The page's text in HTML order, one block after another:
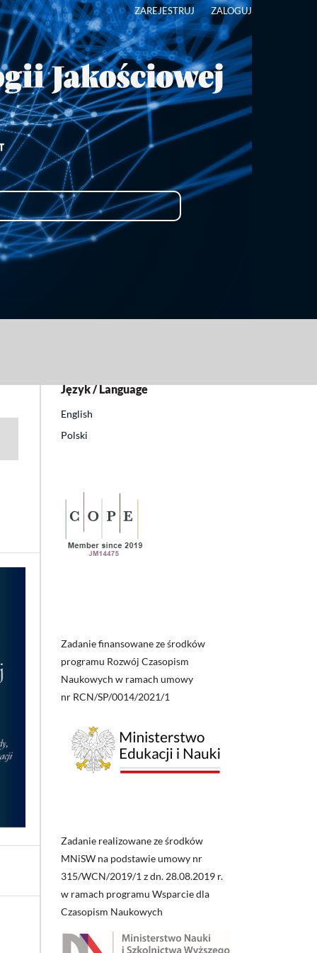
ZAREJESTRUJ ZALOGUJ
Język / Language
English
Polski
Zadanie finansowane ze środków
programu Rozwój Czasopism
Naukowych w ramach umowy
nr RCN/SP/0014/2021/1
Zadanie realizowane ze środków
MNiSW na podstawie umowy nr
315/WCN/2019/1 z dn. 28.08.2019 r.
w ramach programu Wsparcie dla
Czasopism Naukowych